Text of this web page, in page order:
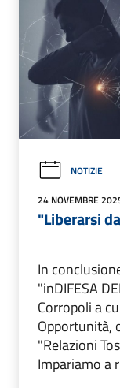
NOTIZIE
24 NOVEMBRE
"Liberarsi
In
"inDIFESA
Corropoli a
Opportunità,
"Relazioni
Impariamo a